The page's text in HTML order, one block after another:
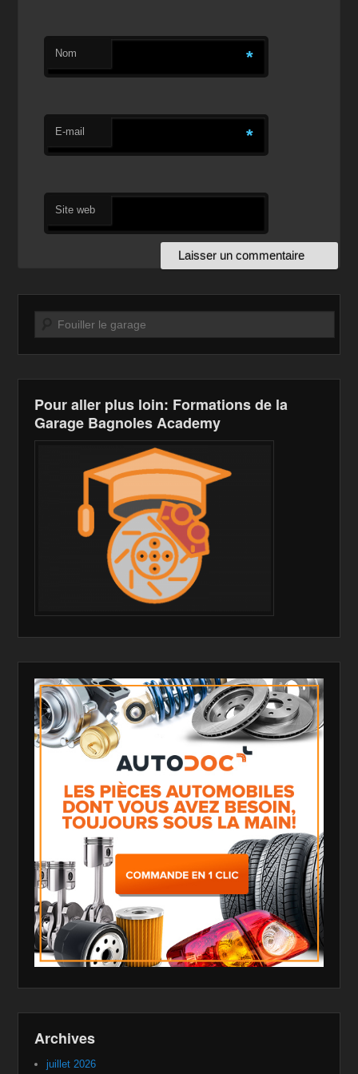
Nom *
E-mail *
Site web
Recherche
Pour aller plus loin: Formations de la
Garage Bagnoles Academy
Archives
juillet 2026